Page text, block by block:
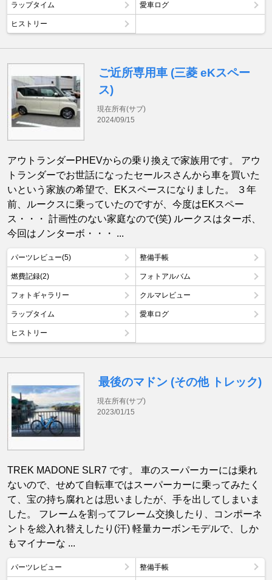
ラップタイム 愛車ログ
ヒストリー
ご近所専用車 (三菱 eKスペー
ス)
現在所有(サブ)
2024/09/15
アウトランダーPHEVからの乗り換えで家族用です。 アウ
トランダーでお世話になったセールスさんから車を買いた
いという家族の希望で、EKスペースになりました。 ３年
前、ルークスに乗っていたのですが、今度はEKスペー
ス・・・ 計画性のない家庭なので(笑) ルークスはターボ、
今回はノンターボ・・・ ...
パーツレビュー(5) 整備手帳
燃費記録(2) フォトアルバム
フォトギャラリー クルマレビュー
ラップタイム 愛車ログ
ヒストリー
最後のマドン (その他 トレック)
現在所有(サブ)
2023/01/15
TREK MADONE SLR7 です。 車のスーパーカーには乗れ
ないので、せめて自転車ではスーパーカーに乗ってみたく
て、宝の持ち腐れとは思いましたが、手を出してしまいま
した。 フレームを割ってフレーム交換したり、コンポーネ
ントを総入れ替えしたり(汗) 軽量カーボンモデルで、しか
もマイナーな ...
パーツレビュー 整備手帳